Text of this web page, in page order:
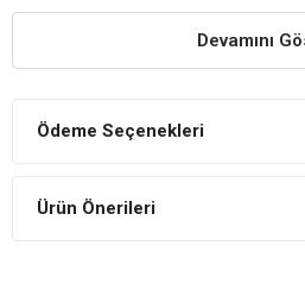
sağlayan içeriğe sahiptir.
Bağışıklığını Güçlendirir
Devamını
Ödeme Seçenekleri
Ürün Önerileri